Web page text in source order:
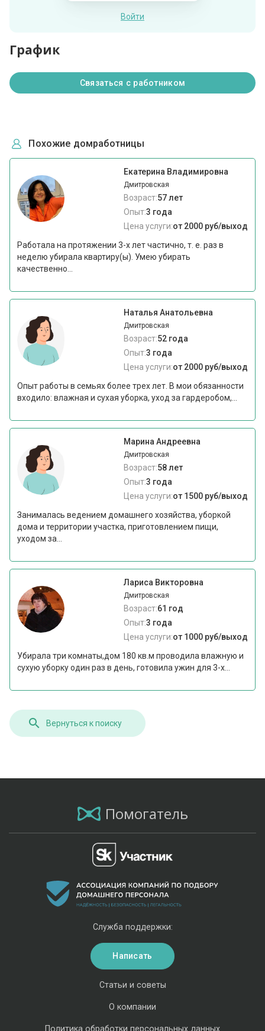
Войти
График
Связаться с работником
Похожие домработницы
Екатерина Владимировна
Дмитровская
Возраст:57 лет
Опыт:3 года
Цена услуги:от 2000 руб/выход
Работала на протяжении 3-х лет частично, т. е. раз в
неделю убирала квартиру(ы). Умею убирать
качественно...
Наталья Анатольевна
Дмитровская
Возраст:52 года
Опыт:3 года
Цена услуги:от 2000 руб/выход
Опыт работы в семьях более трех лет. В мои обязанности
входило: влажная и сухая уборка, уход за гардеробом,...
Марина Андреевна
Дмитровская
Возраст:58 лет
Опыт:3 года
Цена услуги:от 1500 руб/выход
Занималась ведением домашнего хозяйства, уборкой
дома и территории участка, приготовлением пищи,
уходом за...
Лариса Викторовна
Дмитровская
Возраст:61 год
Опыт:3 года
Цена услуги:от 1000 руб/выход
Убирала три комнаты,дом 180 кв.м проводила влажную и
сухую уборку один раз в день, готовила ужин для 3-х...
Вернуться к поиску
Помогатель
Статьи и советы
О компании
Политика обработки персональных данных
Служба поддержки:
Написать